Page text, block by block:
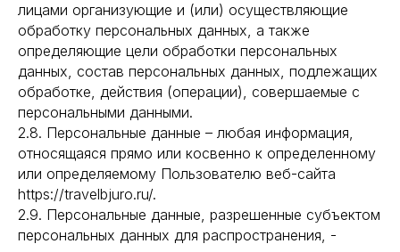
лицами организующие и (или) осуществляющие
обработку персональных данных, а также
определяющие цели обработки персональных
данных, состав персональных данных, подлежащих
обработке, действия (операции), совершаемые с
персональными данными.
2.8. Персональные данные – любая информация,
относящаяся прямо или косвенно к определенному
или определяемому Пользователю веб-сайта
https://travelbjuro.ru/.
2.9. Персональные данные, разрешенные субъектом
персональных данных для распространения, -